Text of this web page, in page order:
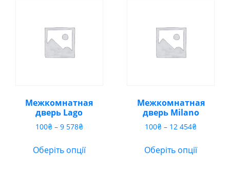
Межкомнатная
дверь Lago
100₴ – 9 578₴Діапазон
від
Оберіть опції
Межкомнатная
дверь Milano
100₴ – 12 454₴
від
Оберіть опції